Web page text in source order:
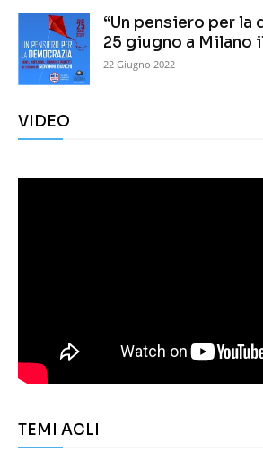
“Un pensiero per la
25 giugno a Milano
22 Giugno 2022
VIDEO
TEMI ACLI